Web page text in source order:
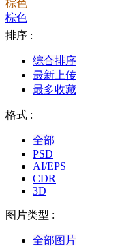
棕色
棕色
排序 :
综合排序
最新上传
最多收藏
格式 :
全部
PSD
AI/EPS
CDR
3D
图片类型 :
全部图片